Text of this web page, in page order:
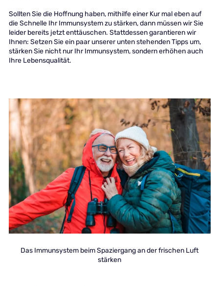
Sollten Sie die Hoffnung haben, mithilfe einer Kur mal eben auf
die Schnelle Ihr Immunsystem zu stärken, dann müssen wir Sie
leider bereits jetzt enttäuschen. Stattdessen garantieren wir
Ihnen: Setzen Sie ein paar unserer unten stehenden Tipps um,
stärken Sie nicht nur Ihr Immunsystem, sondern erhöhen auch
Ihre Lebensqualität.
Das Immunsystem beim Spaziergang an der frischen Luft
stärken